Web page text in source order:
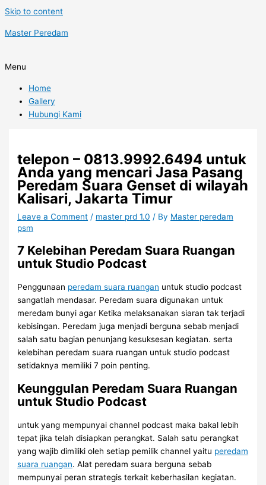
Skip to content
Master Peredam
Menu
Home
Gallery
Hubungi Kami
telepon – 0813.9992.6494 untuk
Anda yang mencari Jasa Pasang
Peredam Suara Genset di wilayah
Kalisari, Jakarta Timur
Leave a Comment / master prd 1.0 / By Master peredam
psm
7 Kelebihan Peredam Suara Ruangan
untuk Studio Podcast
Penggunaan peredam suara ruangan untuk studio podcast
sangatlah mendasar. Peredam suara digunakan untuk
meredam bunyi agar Ketika melaksanakan siaran tak terjadi
kebisingan. Peredam juga menjadi berguna sebab menjadi
salah satu bagian penunjang kesuksesan kegiatan. serta
kelebihan peredam suara ruangan untuk studio podcast
setidaknya memiliki 7 poin penting.
Keunggulan Peredam Suara Ruangan
untuk Studio Podcast
untuk yang mempunyai channel podcast maka bakal lebih
tepat jika telah disiapkan perangkat. Salah satu perangkat
yang wajib dimiliki oleh setiap pemilik channel yaitu peredam
suara ruangan. Alat peredam suara berguna sebab
mempunyai peran strategis terkait keberhasilan kegiatan.